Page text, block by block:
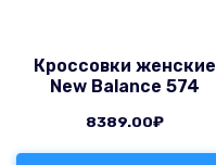
Кроссовки женские
New Balance 574
8389.00₽